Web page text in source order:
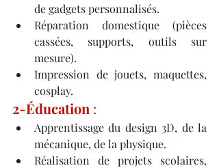
de gadgets personnalisés.
Réparation domestique (pièces
cassées, supports, outils sur
mesure).
Impression de jouets, maquettes,
cosplay.
2-Éducation :
Apprentissage du design 3D, de la
mécanique, de la physique.
Réalisation de projets scolaires,